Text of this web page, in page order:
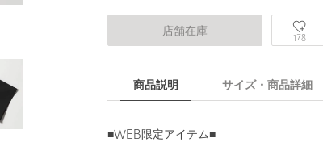
店舗在庫
178
商品説明 サイズ・商品詳細
■WEB限定アイテム■